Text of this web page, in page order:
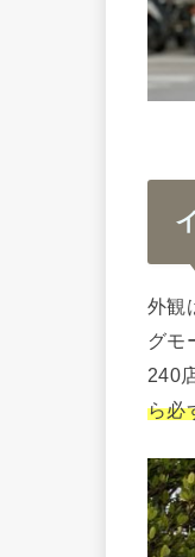
外観
グモ
240
ら必